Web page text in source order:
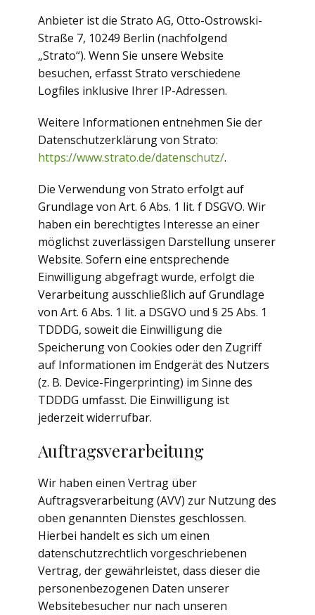
Anbieter ist die Strato AG, Otto-Ostrowski-
Straße 7, 10249 Berlin (nachfolgend
„Strato“). Wenn Sie unsere Website
besuchen, erfasst Strato verschiedene
Logfiles inklusive Ihrer IP-Adressen.
Weitere Informationen entnehmen Sie der
Datenschutzerklärung von Strato:
https://www.strato.de/datenschutz/.
Die Verwendung von Strato erfolgt auf
Grundlage von Art. 6 Abs. 1 lit. f DSGVO. Wir
haben ein berechtigtes Interesse an einer
möglichst zuverlässigen Darstellung unserer
Website. Sofern eine entsprechende
Einwilligung abgefragt wurde, erfolgt die
Verarbeitung ausschließlich auf Grundlage
von Art. 6 Abs. 1 lit. a DSGVO und § 25 Abs. 1
TDDDG, soweit die Einwilligung die
Speicherung von Cookies oder den Zugriff
auf Informationen im Endgerät des Nutzers
(z. B. Device-Fingerprinting) im Sinne des
TDDDG umfasst. Die Einwilligung ist
jederzeit widerrufbar.
Auftragsverarbeitung
Wir haben einen Vertrag über
Auftragsverarbeitung (AVV) zur Nutzung des
oben genannten Dienstes geschlossen.
Hierbei handelt es sich um einen
datenschutzrechtlich vorgeschriebenen
Vertrag, der gewährleistet, dass dieser die
personenbezogenen Daten unserer
Websitebesucher nur nach unseren